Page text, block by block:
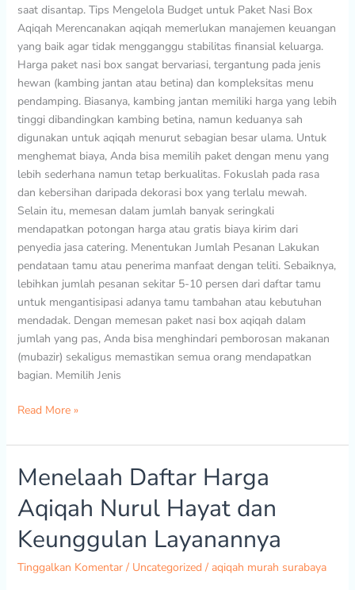
saat disantap. Tips Mengelola Budget untuk Paket Nasi Box
Aqiqah Merencanakan aqiqah memerlukan manajemen keuangan
yang baik agar tidak mengganggu stabilitas finansial keluarga.
Harga paket nasi box sangat bervariasi, tergantung pada jenis
hewan (kambing jantan atau betina) dan kompleksitas menu
pendamping. Biasanya, kambing jantan memiliki harga yang lebih
tinggi dibandingkan kambing betina, namun keduanya sah
digunakan untuk aqiqah menurut sebagian besar ulama. Untuk
menghemat biaya, Anda bisa memilih paket dengan menu yang
lebih sederhana namun tetap berkualitas. Fokuslah pada rasa
dan kebersihan daripada dekorasi box yang terlalu mewah.
Selain itu, memesan dalam jumlah banyak seringkali
mendapatkan potongan harga atau gratis biaya kirim dari
penyedia jasa catering. Menentukan Jumlah Pesanan Lakukan
pendataan tamu atau penerima manfaat dengan teliti. Sebaiknya,
lebihkan jumlah pesanan sekitar 5-10 persen dari daftar tamu
untuk mengantisipasi adanya tamu tambahan atau kebutuhan
mendadak. Dengan memesan paket nasi box aqiqah dalam
jumlah yang pas, Anda bisa menghindari pemborosan makanan
(mubazir) sekaligus memastikan semua orang mendapatkan
bagian. Memilih Jenis
Read More »
Menelaah Daftar Harga
Aqiqah Nurul Hayat dan
Keunggulan Layanannya
Tinggalkan Komentar / Uncategorized / aqiqah murah surabaya
Menelaah
Daftar
Harga
Aqiqah
Nurul
Hayat